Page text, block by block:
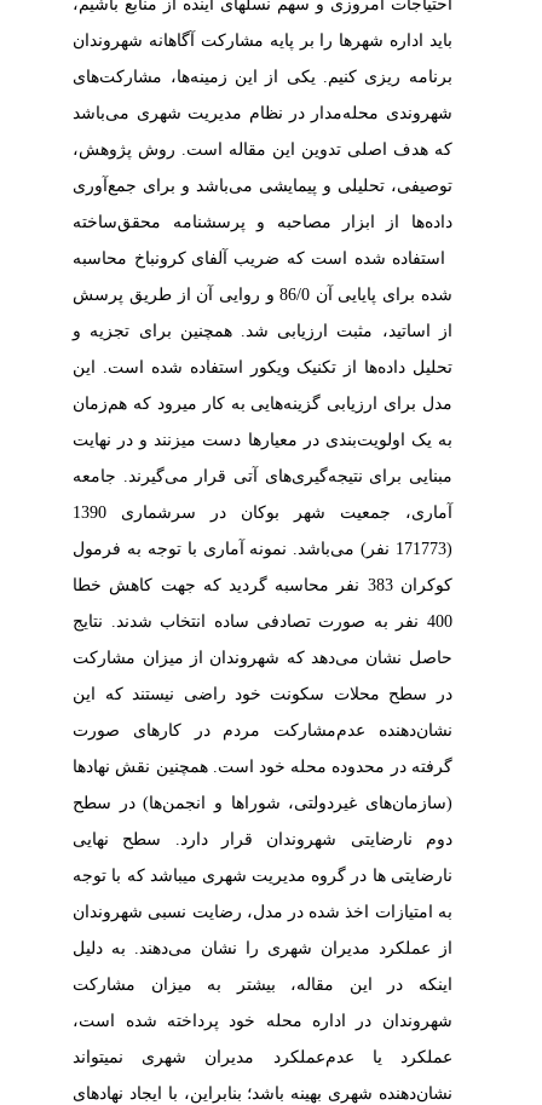
احتیاجات امروزی و سهم نسل‏های آینده از منابع باشیم،
‏باید اداره شهرها را بر پایه مشارکت آگاهانه شهروندان
برنامه‏ ریزی کنیم. یکی از این زمینه‌ها،مشارکت‌های
شهروندی محله‌مدار در نظام مدیریت شهری می‌باشد
که هدف اصلی تدوین این مقاله است. روش پژوهش،
توصیفی، تحلیلی و پیمایشی می‌باشد و برای جمع‌آوری
داده‌ها از ابزار مصاحبه و پرسشنامه
محقق‌ساخته
استفاده شده است که ضریبآلفای کرونباخمحاسبه
شده برای پایایی آن 86/0 و روایی آن از طریق پرسش
از اساتید، مثبت ارزیابی شد. همچنین برای تجزیه و
تحلیل داده‌ها از تکنیکویکوراستفاده شده است.این
مدل برای ارزیابی گزینه‌هایی به کار می­رود که هم‌زمان
به یک اولویتبندی در معیارها دست می­زنند و در نهایت
مبنایی براینتیجه‌گیری‌های آتی قرار می‌گیرند.جامعه
آماری، جمعیت شهر بوکان در سرشماری‌ 1390
(171773 نفر) می‌باشد. نمونه آماری با توجه به فرمول
کوکران 383 نفر محاسبه گردید که جهت کاهش خطا
400 نفر به صورت تصادفی ساده انتخاب شدند. نتایج
حاصل نشان می‌دهدکه شهروندان از میزان مشارکت
در سطح محلات سکونت خود راضی نیستندکه این
نشان‌‌دهنده عدم‌مشارکت مردم در کارهای صورت
گرفته در محدوده محله خود است. همچنین نقش نهادها
سازمان‌های غیردولتی، شوراها و انجمن‌ها) در سطح
دوم نارضایتی شهروندان قرار د
ارد. سطح نهایی
نارضایتی­ ها در گروه مدیریت شهری می­باشد که با توجه
به امتیازات اخذ شده در مدل، رضایت نسبی شهروندان
از عملکرد مدیران
شهری را نشان می‌دهند. به دلیل
اینکه در این مقاله، بیشتر به میزان مشارکت
شهروندان در اداره محله خود پرداخته شده است،
عملکرد یا عدم‌عملکرد مدیران شهری نمی­تواند
نشان‌دهنده شهری بهینه باشد؛بنابراین،با ایجاد نهادهای